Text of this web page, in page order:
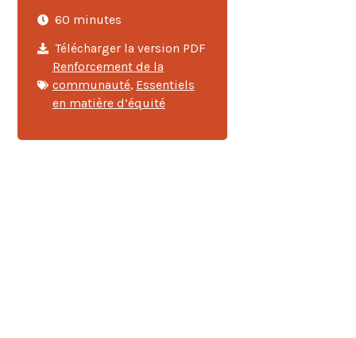
60 minutes
Télécharger la version PDF
Renforcement de la
communauté, Essentiels
en matière d’équité